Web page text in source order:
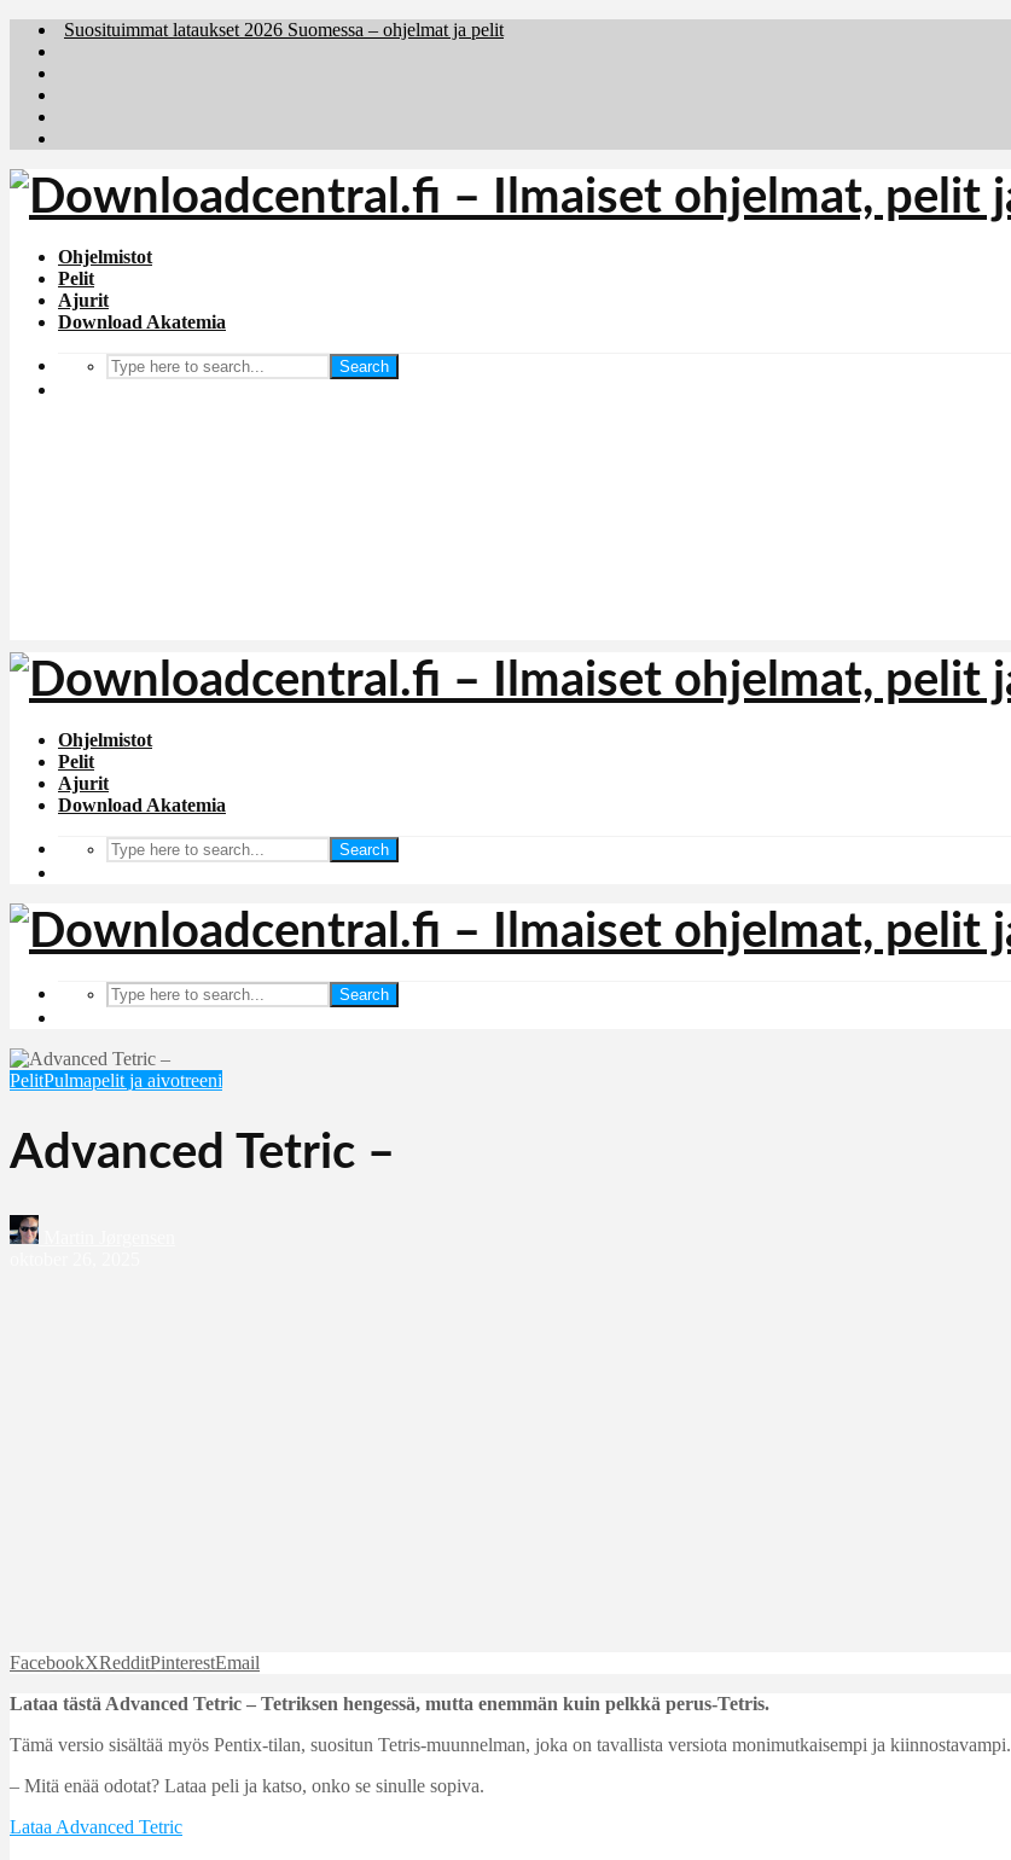
Suosituimmat lataukset 2026 Suomessa – ohjelmat ja pelit
Ohjelmistot
Pelit
Ajurit
Download Akatemia
Search
Ohjelmistot
Pelit
Ajurit
Download Akatemia
Search
Search
PelitPulmapelit ja aivotreeni
Advanced Tetric –
FacebookXRedditPinterestEmail
Lataa tästä Advanced Tetric – Tetriksen hengessä, mutta enemmän kuin pelkkä perus-Tetris.
Tämä versio sisältää myös Pentix-tilan, suositun Tetris-muunnelman, joka on tavallista versiota monimutkaisempi ja kiinnostavampi.
– Mitä enää odotat? Lataa peli ja katso, onko se sinulle sopiva.
Lataa Advanced Tetric